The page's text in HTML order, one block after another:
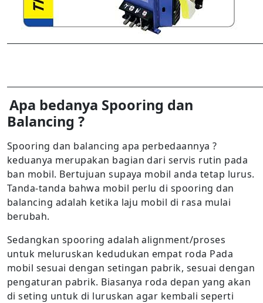
Apa bedanya Spooring dan
Balancing ?
Spooring dan balancing apa perbedaannya ?
keduanya merupakan bagian dari servis rutin pada
ban mobil. Bertujuan supaya mobil anda tetap lurus.
Tanda-tanda bahwa mobil perlu di spooring dan
balancing adalah ketika laju mobil di rasa mulai
berubah.
Sedangkan spooring adalah alignment/proses
untuk meluruskan kedudukan empat roda Pada
mobil sesuai dengan setingan pabrik, sesuai dengan
pengaturan pabrik. Biasanya roda depan yang akan
di seting untuk di luruskan agar kembali seperti